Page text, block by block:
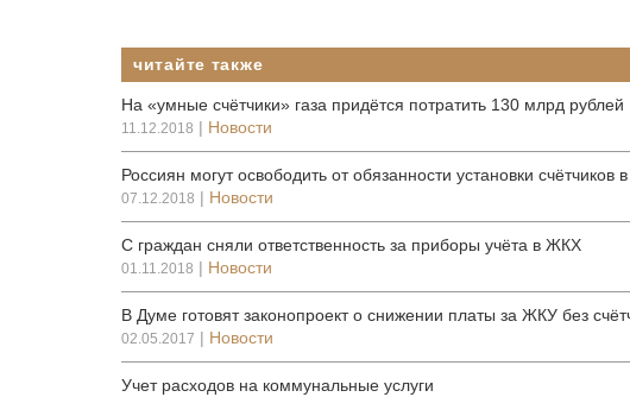
читайте также
На «умные счётчики» газа придётся потратить 130 млрд рублей
11.12.2018 | Новости
Россиян могут освободить от обязанности установки
07.12.2018 | Новости
С граждан сняли ответственность за приборы учёта в ЖКХ
01.11.2018 | Новости
В Думе готовят законопроект о снижении платы за ЖКУ без
02.05.2017 | Новости
Учет расходов на коммунальные услуги